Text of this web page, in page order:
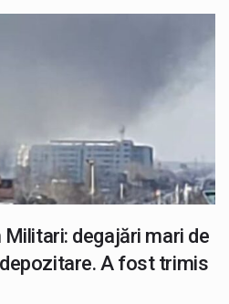
degajări mari de
A fost trimis